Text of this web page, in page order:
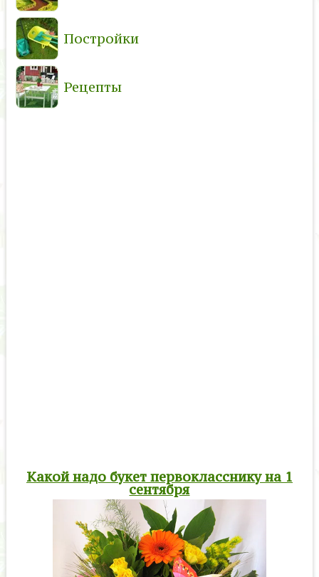
Постройки
Рецепты
Какой надо букет первокласснику на 1
сентября